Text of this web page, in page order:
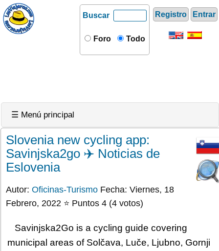
Registro Entrar
Buscar
Foro Todo
☰ Menú principal
Slovenia new cycling app:
Savinjska2go ✈️ Noticias de
Eslovenia
Autor: Oficinas-Turismo Fecha: Viernes, 18
Febrero, 2022 ⭐ Puntos 4 (4 votos)
Savinjska2Go is a cycling guide covering
municipal areas of Solčava, Luče, Ljubno, Gornji